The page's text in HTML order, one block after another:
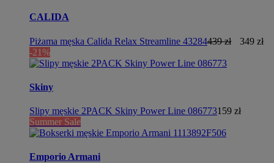
CALIDA
Piżama męska Calida Relax Streamline 43284439 zł
349 zł
-21%
Skiny
Slipy męskie 2PACK Skiny Power Line 086773159 zł
Summer Sale
Emporio Armani